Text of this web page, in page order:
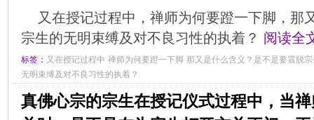
又在授记过程中，禅师为何要蹬一下脚，那
宗生的无明束缚及对不良习性的执着？ 阅读全
标签： 又在授记过程中 禅师为何要蹬一下脚 那又是什么含义？是不是要震脱
无明束缚及对不良习性的执着？
真佛心宗的宗生在授记仪式过程中，当